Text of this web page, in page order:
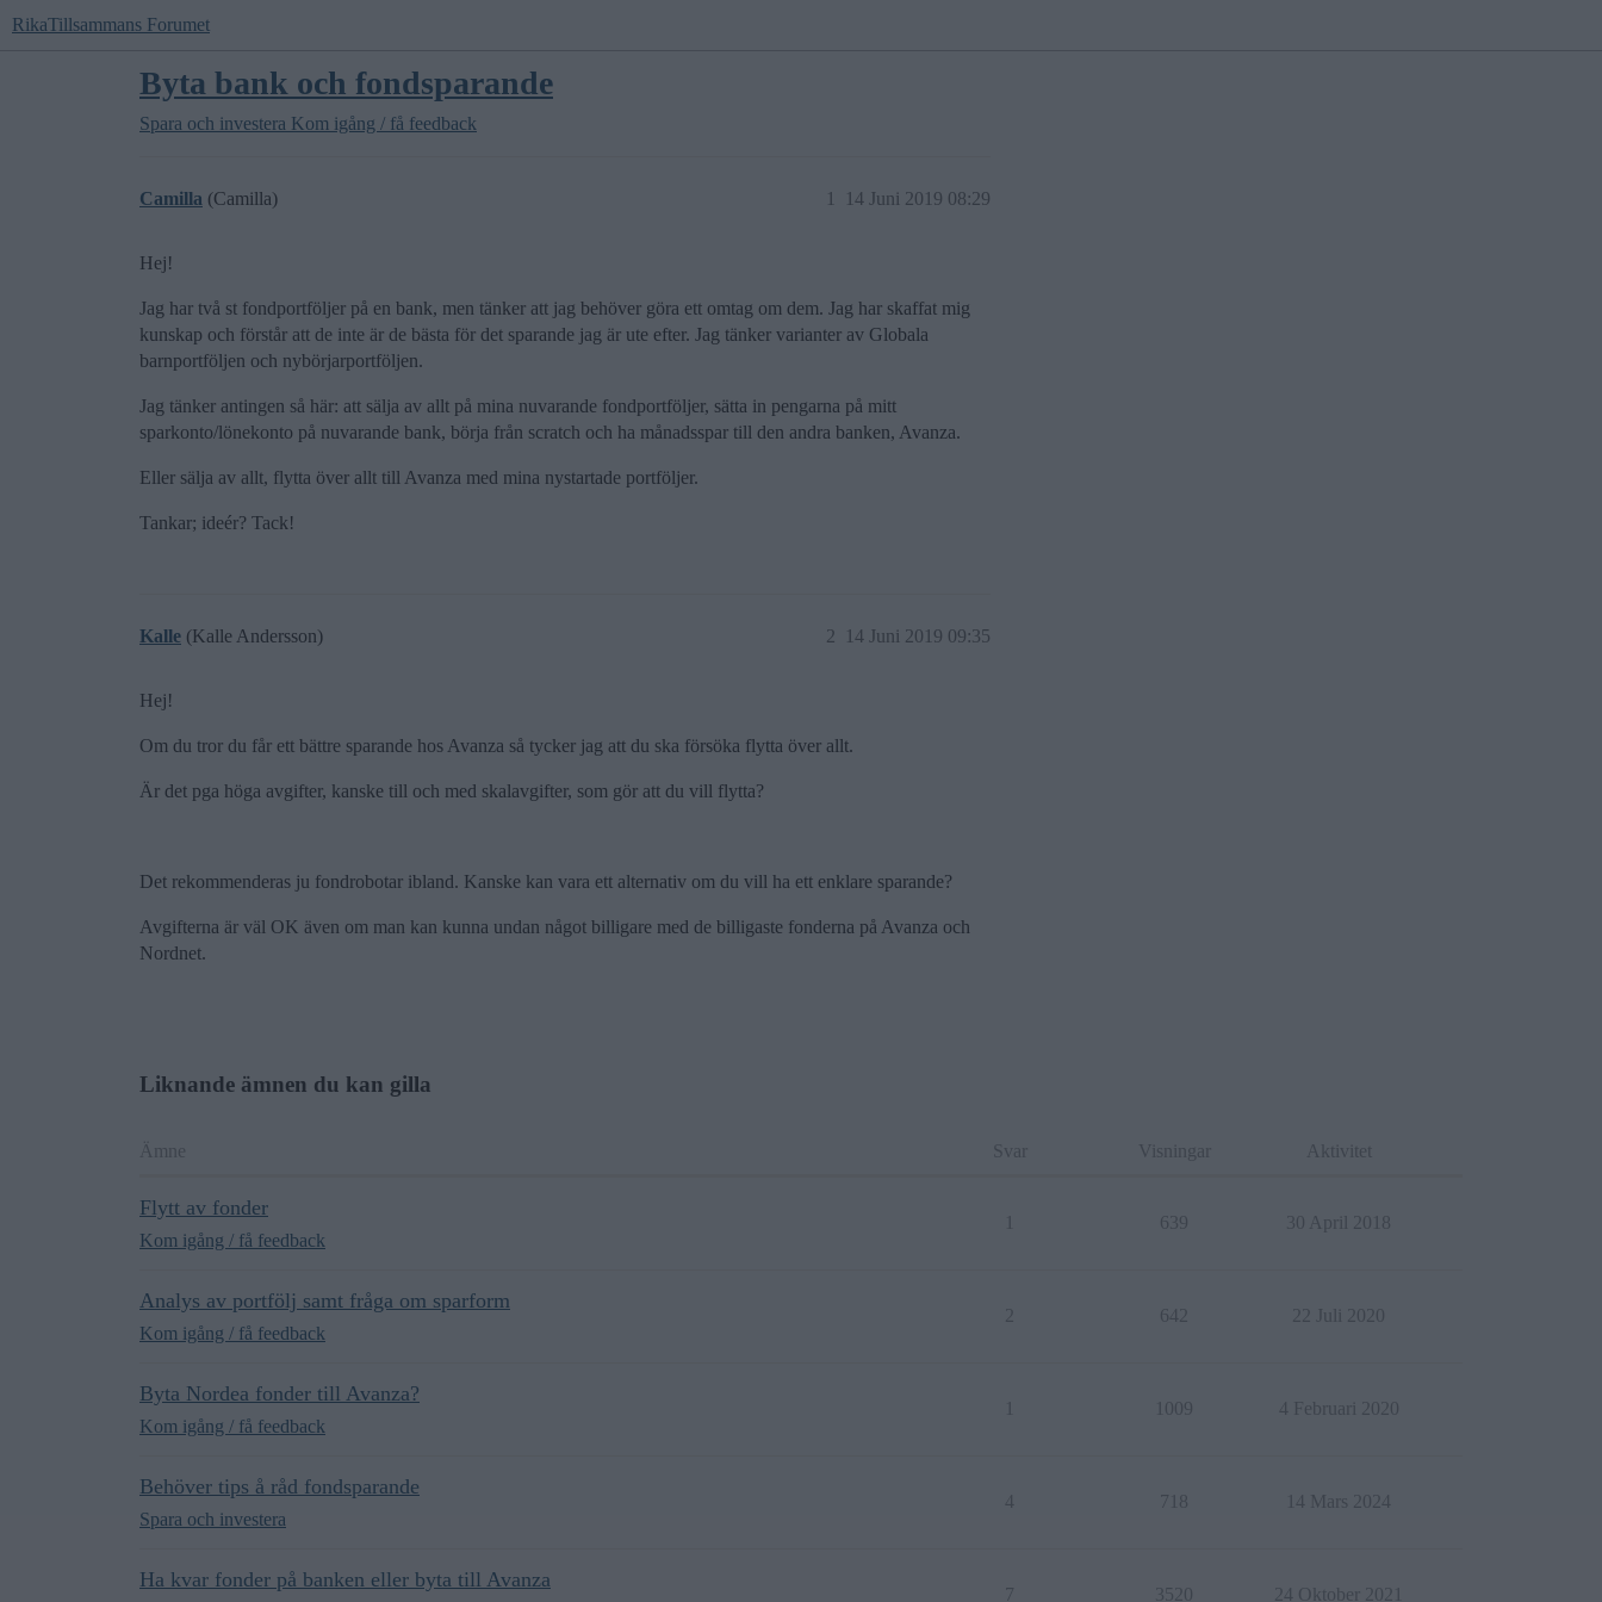
RikaTillsammans Forumet
Byta bank och fondsparande
Spara och investera Kom igång / få feedback
Camilla (Camilla) 14 Juni 2019 08:29
1
Hej!
Jag har två st fondportföljer på en bank, men tänker att jag behöver göra ett omtag om dem. Jag har skaffat mig
kunskap och förstår att de inte är de bästa för det sparande jag är ute efter. Jag tänker varianter av Globala
barnportföljen och nybörjarportföljen.
Jag tänker antingen så här: att sälja av allt på mina nuvarande fondportföljer, sätta in pengarna på mitt
sparkonto/lönekonto på nuvarande bank, börja från scratch och ha månadsspar till den andra banken, Avanza.
Eller sälja av allt, flytta över allt till Avanza med mina nystartade portföljer.
Tankar; ideér? Tack!
Kalle (Kalle Andersson) 14 Juni 2019 09:35
2
Hej!
Om du tror du får ett bättre sparande hos Avanza så tycker jag att du ska försöka flytta över allt.
Är det pga höga avgifter, kanske till och med skalavgifter, som gör att du vill flytta?
Det rekommenderas ju fondrobotar ibland. Kanske kan vara ett alternativ om du vill ha ett enklare sparande?
Avgifterna är väl OK även om man kan kunna undan något billigare med de billigaste fonderna på Avanza och
Nordnet.
Liknande ämnen du kan gilla
Ämne Svar Visningar Aktivitet
Flytt av fonder
Kom igång / få feedback
639 30 April 2018
Analys av portfölj samt fråga om sparform
Kom igång / få feedback
642 22 Juli 2020
Byta Nordea fonder till Avanza?
Kom igång / få feedback
1009 4 Februari 2020
Behöver tips å råd fondsparande
Spara och investera
4 718 14 Mars 2024
Ha kvar fonder på banken eller byta till Avanza
7 3520 24 Oktober 2021